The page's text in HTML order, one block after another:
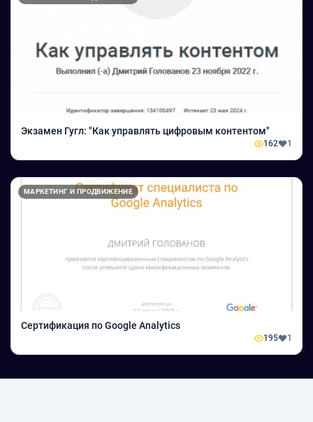
Экзамен Гугл: "Как управлять цифровым контентом"
162 1
МАРКЕТИНГ И ПРОДВИЖЕНИЕ
Сертификация по Google Analytics
195 1